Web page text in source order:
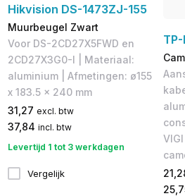
Hikvision DS-1473ZJ-155
Muurbeugel Zwart
Voor DS-2CD27X5FWD en
2CD27X3G0-I | Materiaal:
aluminium | Afmetingen: ø155
x 183.5 x 240 mm
31,27 excl. btw
37,84 incl. btw
Levertijd 1 tot 3 werkdagen
Vergelijk